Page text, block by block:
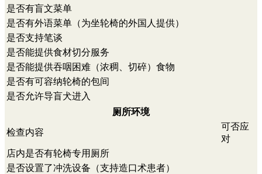
是否有盲文菜单
是否有外语菜单（为坐轮椅的外国人提供）
是否支持笔谈
是否能提供食材切分服务
是否能提供吞咽困难（浓稠、切碎）食物
是否有可容纳轮椅的包间
是否允许导盲犬进入
厕所环境
检查内容
可否应
对
店内是否有轮椅专用厕所
是否设置了冲洗设备（支持造口术患者）